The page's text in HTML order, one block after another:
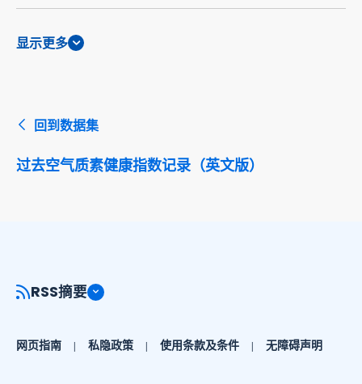
显示更多
回到数据集
过去空气质素健康指数记录（英文版）
RSS摘要
网页指南 私隐政策 使用条款及条件 无障碍声明